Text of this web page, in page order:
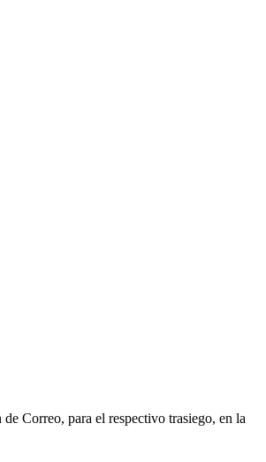
Correo, para el respectivo trasiego, en la